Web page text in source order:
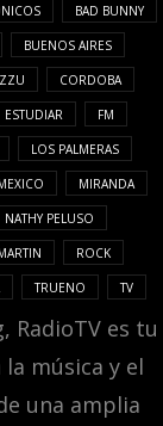
BAD BUNNY
BUENOS AIRES
CORDOBA
ESTUDIAR FM
LOS PALMERAS
MIRANDA
NATHY PELUSO
ROCK
TRUENO TV
RadioTV es tu
música y el
una amplia